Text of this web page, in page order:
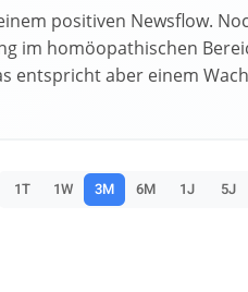
positiven Newsflow.
im homöopathischen
entspricht aber einem
1T 1W 3M 6M 1J 5J